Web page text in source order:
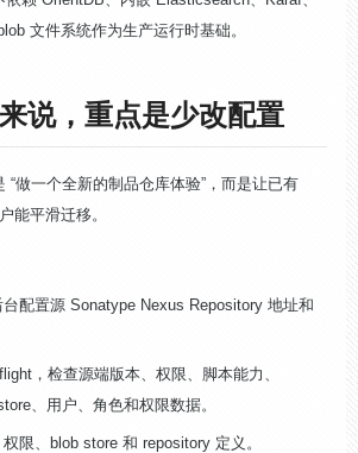
文件系统作为生产运行时基础。
说，重点是少改配置
“做一个全新的制品仓库体验”，而是让已有
能平滑迁移。
配置源 Sonatype Nexus Repository 地址和
，检查源端版本、权限、脚本能力、
、用户、角色和权限数据。
限、blob store 和 repository 定义。